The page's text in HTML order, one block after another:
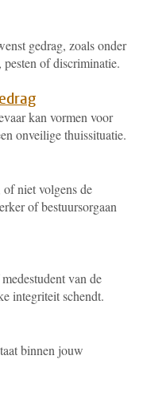
gedrag, zoals onder
of discriminatie.
kan vormen voor
onveilige thuissituatie.
niet volgens de
of bestuursorgaan
van de
integriteit schendt.
binnen jouw